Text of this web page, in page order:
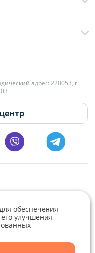
в будние дни с 9:00 до
до 20:00.
адрес: 220053, г.
обеспечения
его улучшения,